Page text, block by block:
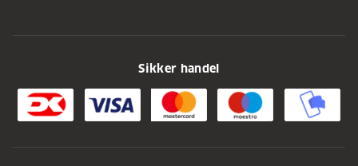
Sikker handel